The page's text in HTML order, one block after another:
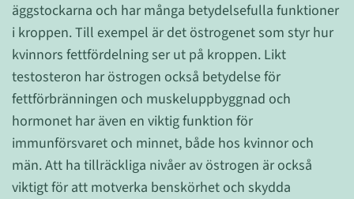
äggstockarna och har många betydelsefulla funktioner
i kroppen. Till exempel är det östrogenet som styr hur
kvinnors fettfördelning ser ut på kroppen. Likt
testosteron har östrogen också betydelse för
fettförbränningen och muskeluppbyggnad och
hormonet har även en viktig funktion för
immunförsvaret och minnet, både hos kvinnor och
män. Att ha tillräckliga nivåer av östrogen är också
viktigt för att motverka benskörhet och skydda